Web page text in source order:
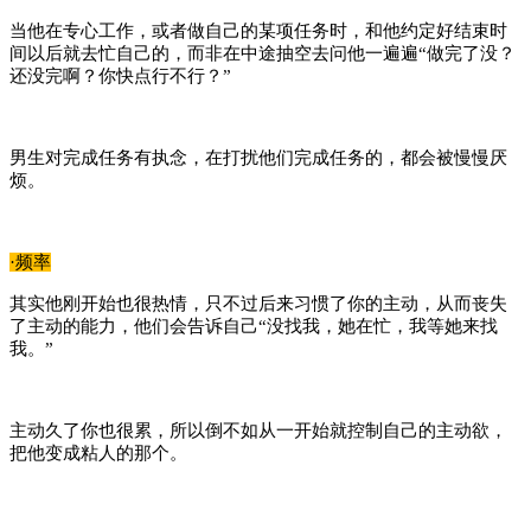
当他在专心工作，或者做自己的某项任务时，和他约定好结束时
间以后就去忙自己的，而非在中途抽空去问他一遍遍“做完了没？
还没完啊？你快点行不行？”
男生对完成任务有执念，在打扰他们完成任务的，都会被慢慢厌
烦。
·频率
其实他刚开始也很热情，只不过后来习惯了你的主动，从而丧失
了主动的能力，他们会告诉自己“没找我，她在忙，我等她来找
我。”
主动久了你也很累，所以倒不如从一开始就控制自己的主动欲，
把他变成粘人的那个。